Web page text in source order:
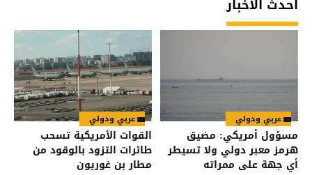
أحدث الأخبار
عربي ودولي
مسؤول أمريكي: مضيق
هرمز معبر دولي ولا تسيطر
أي جهة على ممراته
عربي ودولي
القوات الأمريكية تسحب
طائرات التزود بالوقود من
مطار بن غوريون